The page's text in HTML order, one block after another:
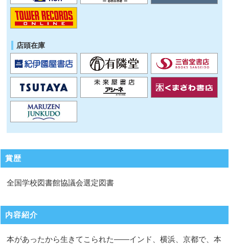
店頭在庫
賞歴
全国学校図書館協議会選定図書
内容紹介
本があったから生きてこられた――インド、横浜、京都で、本